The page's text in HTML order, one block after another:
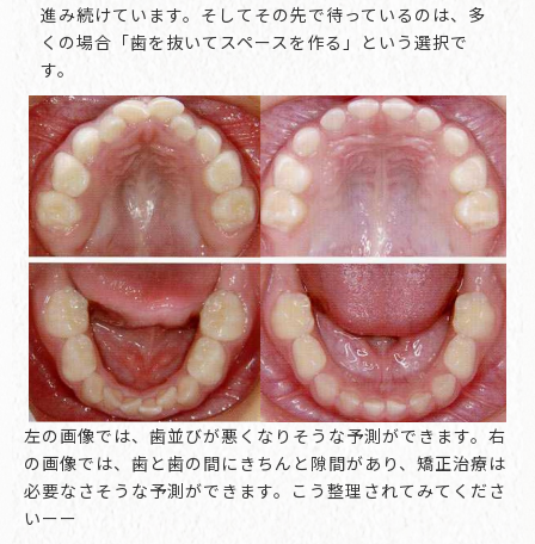
進み続けています。そしてその先で待っているのは、多
くの場合「歯を抜いてスペースを作る」という選択で
す。
左の画像では、歯並びが悪くなりそうな予測ができます。右
の画像では、歯と歯の間にきちんと隙間があり、矯正治療は
必要なさそうな予測ができます。こう整理されてみてくださ
いーー